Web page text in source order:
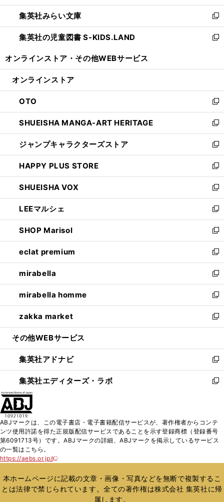
開
く
ウ
で
開
く
ン
ド
ウ
で
ウ
ィ
ン
ド
開
集英社みらい文庫
新
し
い
ン
ウ
で
開
く
集英社の児童図書 S-KIDS.LAND
新
ウ
ン
ド
ウ
で
開
く
オンラインストア・ その他WEBサービス
オンラインストア
OTO
新
し
い
ウ
ィ
ン
ド
ウ
で
開
く
SHUEISHA MANGA-ART HERITAGE
新
し
い
ウ
ィ
ン
ド
ウ
で
開
く
ジャンプキャラクターズストア
新
し
い
ウ
ィ
ン
ド
ウ
で
開
く
HAPPY PLUS STORE
新
し
い
ウ
ィ
ン
ド
ウ
で
開
く
SHUEISHA VOX
新
し
い
ウ
ィ
ン
ド
ウ
で
開
く
LEEマルシェ
新
し
い
ウ
ィ
ン
ド
ウ
で
開
く
SHOP Marisol
新
し
い
ウ
ィ
ン
ド
ウ
で
開
eclat premium
新
し
い
ウ
ィ
ン
ド
ウ
開
く
mirabella
新
し
い
ウ
ィ
ン
ウ
で
開
く
mirabella homme
新
し
い
ウ
ン
ド
ウ
で
zakka market
新
し
ウ
ィ
ン
ド
く
その他WEBサービス
集英社アドナビ
新
し
い
ド
ウ
で
集英社エディターズ・ラボ
新
ィ
ン
ド
開
く
ABJマークは、この電子書店・電子書籍配信サービスが、著作権者からコンテ
ンツ使用許諾を得た正規版配信サービスであることを示す登録商標（登録番号
第6091713号）です。ABJマークの詳細、ABJマークを掲示しているサービス
の一覧はこちら。
https://aebs.or.jp/
新
い
ウ
ィ
本ホームページに記載の文章・画像・写真などを無断で複製するこ
とは法律で禁じられています。全ての著作権は株式会社 集英社に帰
属します。